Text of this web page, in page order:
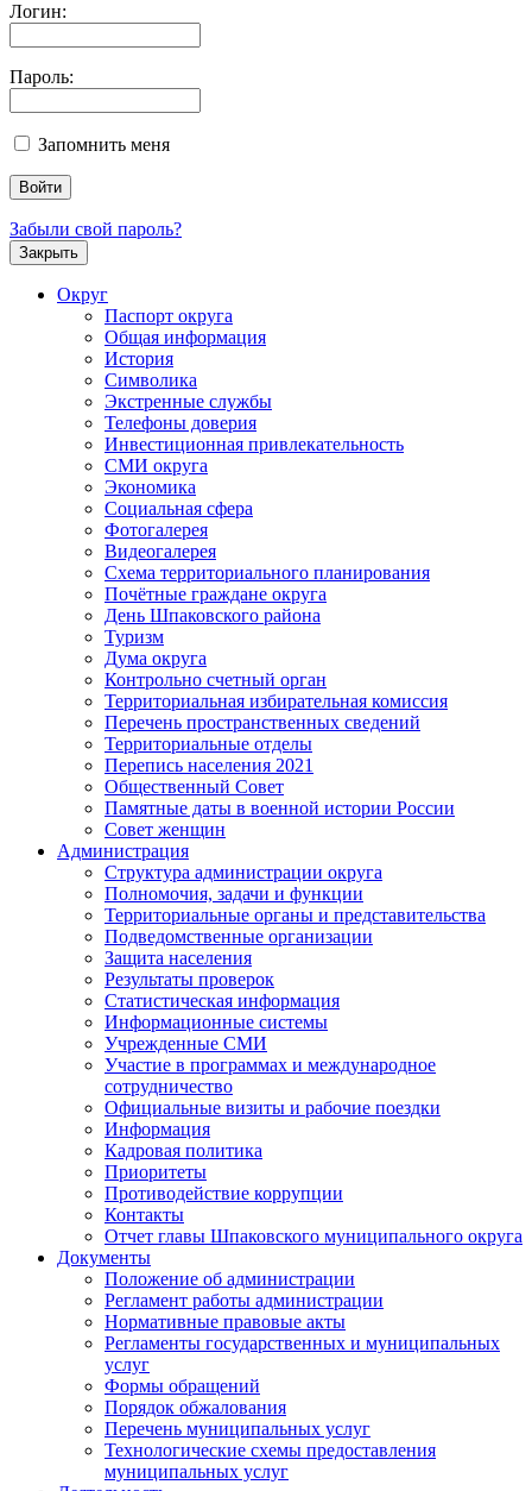
Логин:
Пароль:
Запомнить меня
Забыли свой пароль?
Закрыть
Округ
Паспорт округа
Общая информация
История
Символика
Экстренные службы
Телефоны доверия
Инвестиционная привлекательность
СМИ округа
Экономика
Социальная сфера
Фотогалерея
Видеогалерея
Схема территориального планирования
Почётные граждане округа
День Шпаковского района
Туризм
Дума округа
Контрольно счетный орган
Территориальная избирательная комиссия
Перечень пространственных сведений
Территориальные отделы
Перепись населения 2021
Общественный Совет
Памятные даты в военной истории России
Совет женщин
Администрация
Структура администрации округа
Полномочия, задачи и функции
Территориальные органы и представительства
Подведомственные организации
Защита населения
Результаты проверок
Статистическая информация
Информационные системы
Учрежденные СМИ
Участие в программах и международное
сотрудничество
Официальные визиты и рабочие поездки
Информация
Кадровая политика
Приоритеты
Противодействие коррупции
Контакты
Отчет главы Шпаковского муниципального округа
Документы
Положение об администрации
Регламент работы администрации
Нормативные правовые акты
Регламенты государственных и муниципальных
услуг
Формы обращений
Порядок обжалования
Перечень муниципальных услуг
Технологические схемы предоставления
муниципальных услуг